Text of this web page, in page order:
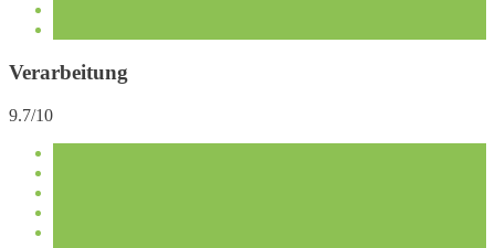
Verarbeitung
9.7/10